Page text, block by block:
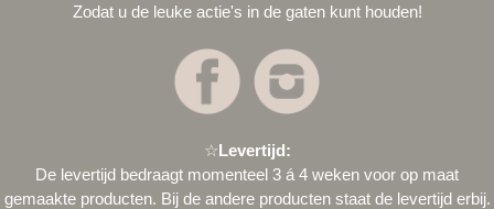
Zodat u de leuke actie's in de gaten kunt houden!
☆Levertijd:
De levertijd bedraagt momenteel 3 á 4 weken voor op maat
gemaakte producten. Bij de andere producten staat de levertijd erbij.